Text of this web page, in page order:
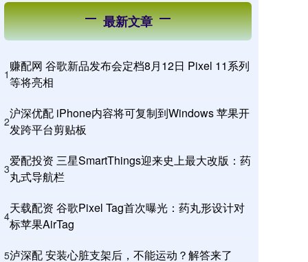
最新文章
1
赚配网 谷歌新品发布会定档8月12日 Pixel 11系列
等将亮相
2
沪深优配 iPhone内容将可复制到Windows 苹果开
发跨平台剪贴板
3
爱配投资 三星SmartThings迎来史上最大改版：药
丸式导航栏
4
天载配资 谷歌Pixel Tag首次曝光：药丸形设计对
标苹果AirTag
5泸深配 安装心脏支架后，不能运动？解答来了